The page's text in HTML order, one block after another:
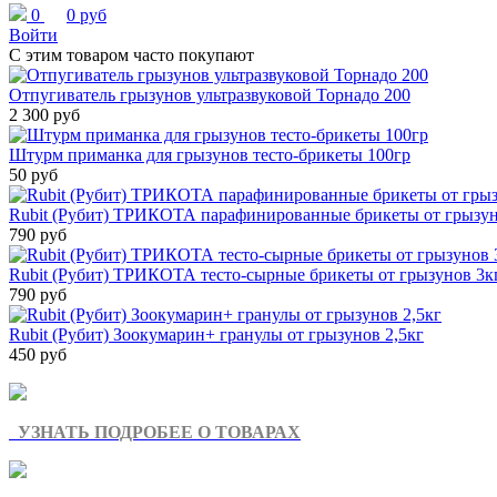
0
0 руб
Войти
С этим товаром часто покупают
Отпугиватель грызунов ультразвуковой Торнадо 200
2 300 руб
Штурм приманка для грызунов тесто-брикеты 100гр
50 руб
Rubit (Рубит) ТРИКОТА парафинированные брикеты от
790 руб
Rubit (Рубит) ТРИКОТА тесто-сырные брикеты от грызунов
790 руб
Rubit (Рубит) Зоокумарин+ гранулы от грызунов 2,5кг
450 руб
УЗНАТЬ ПОДРОБЕЕ О ТОВАРАХ